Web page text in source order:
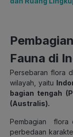
Fauna di
Persebaran flora
wilayah, yaitu
bagian tengah
(Australis).
Pembagian flora
perbedaan